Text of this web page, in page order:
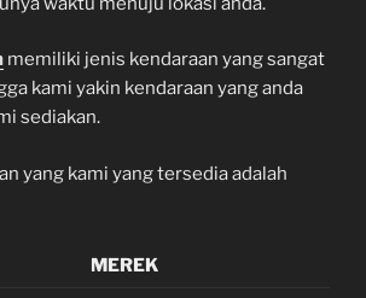
memiliki jenis kendaraan yang sangat
kami yakin kendaraan yang anda
sediakan.
yang kami yang tersedia adalah
MEREK